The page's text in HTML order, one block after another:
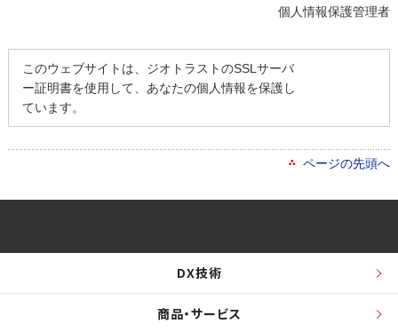
個人情報保護管理者
このウェブサイトは、ジオトラストのSSLサーバ
ー証明書を使用して、あなたの個人情報を保護し
ています。
ページの先頭へ
DX技術
商品・サービス